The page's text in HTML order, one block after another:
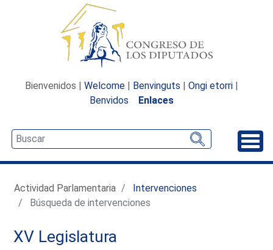
Bienvenidos | Welcome | Benvinguts | Ongi etorri |
Benvidos
Enlaces
Actividad Parlamentaria
Intervenciones
Búsqueda de intervenciones
XV Legislatura